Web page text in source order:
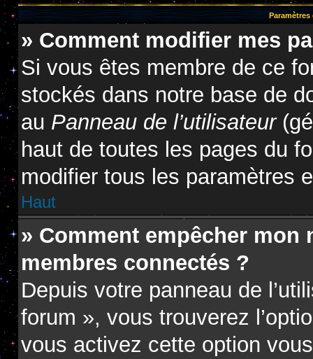
Paramètres
» Comment modifier mes
Si vous êtes membre de ce
stockés dans notre base de
au Panneau de l’utilisateur
haut de toutes les pages du
modifier tous les paramètres
Haut
» Comment empêcher mon
membres connectés ?
Depuis votre panneau de
forum », vous trouverez
vous activez cette option